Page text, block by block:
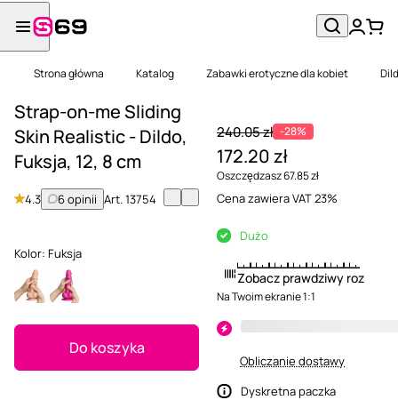
Strona główna Katalog Zabawki erotyczne dla kobiet
Strap-on-me Sliding
Skin Realistic - Dildo,
Fuksja, 12, 8 cm
4.3 6 opinii Art.13754
Kolor: Fuksja
Do koszyka
240.05 zł -28%
172.20 zł
Oszczędzasz 67.85 zł
Cena zawiera VAT 23%
Dużo
Zobacz prawdziwy rozmiar
Na Twoim ekranie 1:1
Obliczanie dostawy
Dyskretna paczka